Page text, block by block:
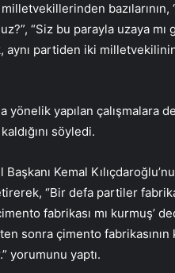
“Siz bu parayla uzaya
aynı partiden iki
yönelik yapılan
söyledi.
Başkanı Kemal
“Bir defa partiler
fabrikası mı kurmuş’
sonra çimento fabrikasının
yorumunu yaptı.